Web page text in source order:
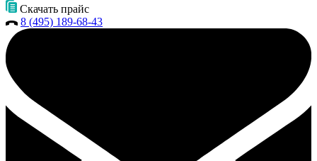
Скачать прайс
8 (495) 189-68-43